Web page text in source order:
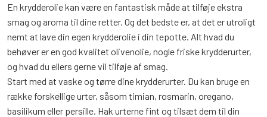
En krydderolie kan være en fantastisk måde at tilføje ekstra
smag og aroma til dine retter. Og det bedste er, at det er utroligt
nemt at lave din egen krydderolie i din tepotte. Alt hvad du
behøver er en god kvalitet olivenolie, nogle friske krydderurter,
og hvad du ellers gerne vil tilføje af smag.
Start med at vaske og tørre dine krydderurter. Du kan bruge en
række forskellige urter, såsom timian, rosmarin, oregano,
basilikum eller persille. Hak urterne fint og tilsæt dem til din